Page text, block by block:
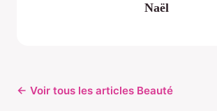
Naël
← Voir tous les articles Beauté